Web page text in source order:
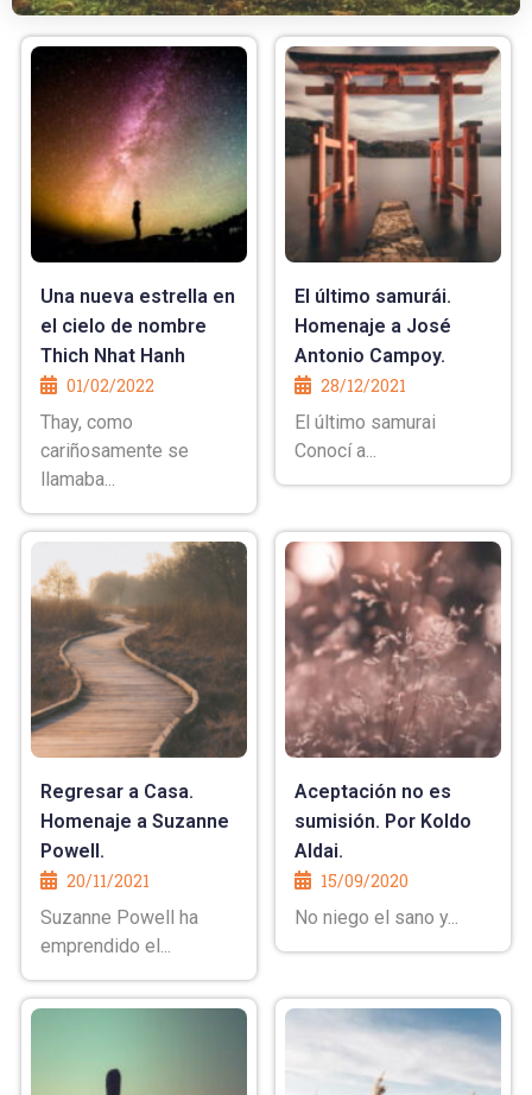
Una nueva estrella en
el cielo de nombre
Thich Nhat Hanh
01/02/2022
Thay, como
cariñosamente se
llamaba...
El último samurái.
Homenaje a José
Antonio Campoy.
28/12/2021
El último samurai
Conocí a...
Regresar a Casa.
Homenaje a Suzanne
Powell.
20/11/2021
Suzanne Powell ha
emprendido el...
Aceptación no es
sumisión. Por Koldo
Aldai.
15/09/2020
No niego el sano y...